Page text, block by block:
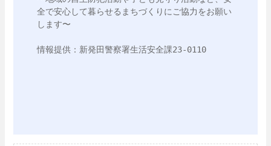
全で安心して暮らせるまちづくりにご協力をお願い
します〜
情報提供：新発田警察署生活安全課23-0110